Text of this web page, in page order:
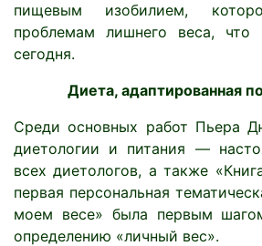
пищевым изобилием,
проблемам лишнего веса,
сегодня.
Диета, адаптированная
Среди основных работ Пьера
диетологии и питания —
всех диетологов, а также
первая персональная
моем весе» была первым
определению «личный вес».